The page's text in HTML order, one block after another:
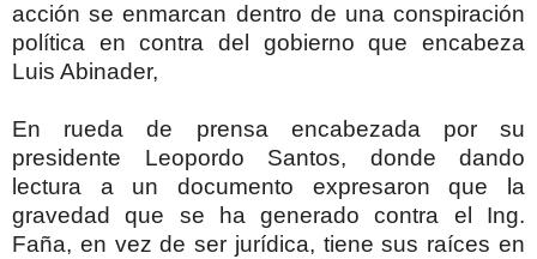
acción se enmarcan dentro de una conspiración
política en contra del gobierno que encabeza
Luis Abinader,
En rueda de prensa encabezada por su
presidente Leopordo Santos, donde dando
lectura a un documento expresaron que la
gravedad que se ha generado contra el Ing.
Faña, en vez de ser jurídica, tiene sus raíces en